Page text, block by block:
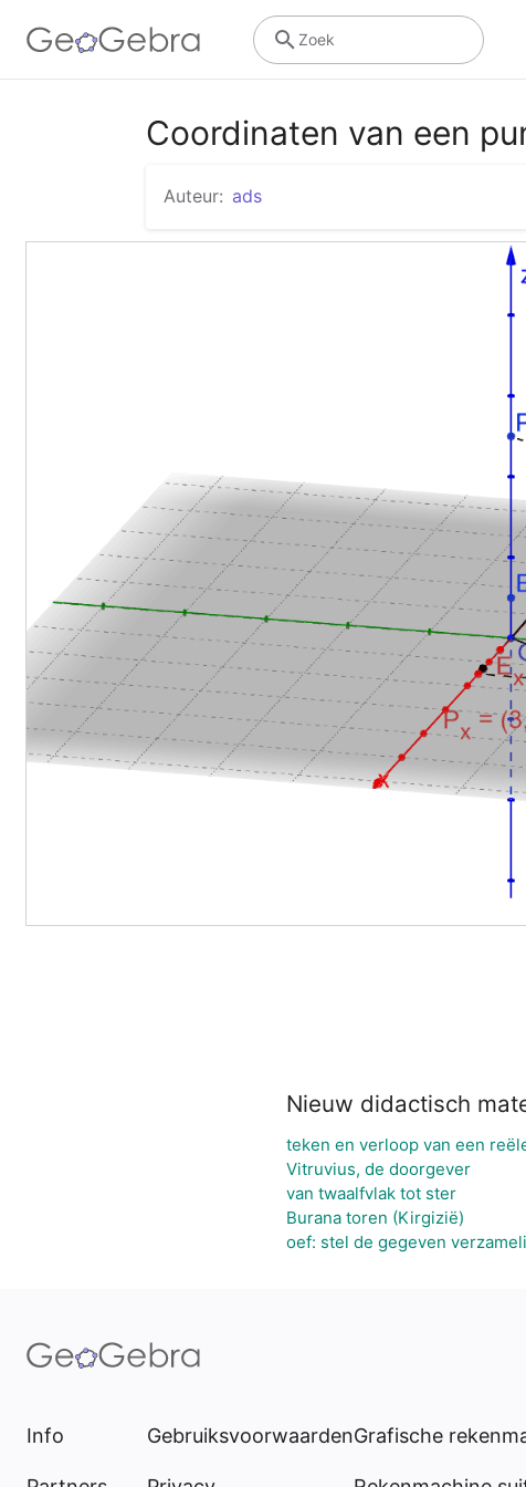
Zoek
Coordinaten van een
Auteur: ads
Nieuw didactisch
teken en verloop van een
Vitruvius, de doorgever
van twaalfvlak tot ster
Burana toren (Kirgizië)
oef: stel de gegeven
Info GebruiksvoorwaardenGrafische